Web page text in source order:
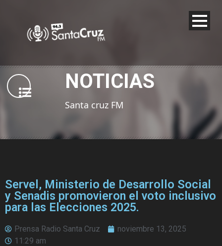
NOTICIAS
Santa cruz FM
Servel, Ministerio de Desarrollo Social
y Senadis promovieron el voto inclusivo
para las Elecciones 2025.
Prensa Radio Santa Cruz
noviembre 13, 2025
11:29 am